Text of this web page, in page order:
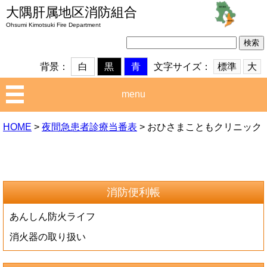
大隅肝属地区消防組合
Ohsumi Kimotsuki Fire Department
検
索:
文字サイズ：
標準 大
背景： 白 黒 青
menu
HOME > 夜間急患者診療当番表 > おひさまこともクリニック
消防便利帳
あんしん防火ライフ
消火器の取り扱い